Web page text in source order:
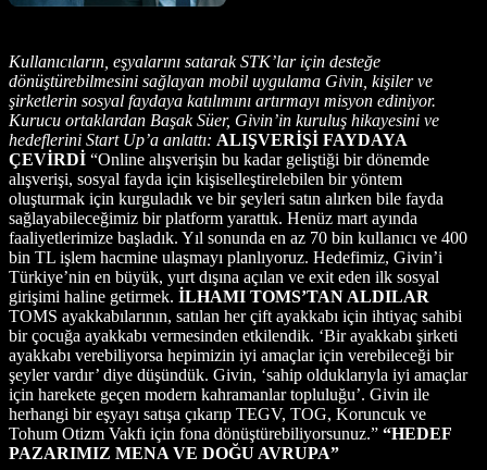
Kullanıcıların, eşyalarını satarak STK’lar için desteğe
dönüştürebilmesini sağlayan mobil uygulama Givin, kişiler ve
şirketlerin sosyal faydaya katılımını artırmayı misyon ediniyor.
Kurucu ortaklardan Başak Süer, Givin’in kuruluş hikayesini ve
hedeflerini Start Up’a anlattı: ALIŞVERİŞİ FAYDAYA
ÇEVİRDİ “Online alışverişin bu kadar geliştiği bir dönemde
alışverişi, sosyal fayda için kişiselleştirelebilen bir yöntem
oluşturmak için kurguladık ve bir şeyleri satın alırken bile fayda
sağlayabileceğimiz bir platform yarattık. Henüz mart ayında
faaliyetlerimize başladık. Yıl sonunda en az 70 bin kullanıcı ve 400
bin TL işlem hacmine ulaşmayı planlıyoruz. Hedefimiz, Givin’i
Türkiye’nin en büyük, yurt dışına açılan ve exit eden ilk sosyal
girişimi haline getirmek. İLHAMI TOMS’TAN ALDILAR
TOMS ayakkabılarının, satılan her çift ayakkabı için ihtiyaç sahibi
bir çocuğa ayakkabı vermesinden etkilendik. ‘Bir ayakkabı şirketi
ayakkabı verebiliyorsa hepimizin iyi amaçlar için verebileceği bir
şeyler vardır’ diye düşündük. Givin, ‘sahip olduklarıyla iyi amaçlar
için harekete geçen modern kahramanlar topluluğu’. Givin ile
herhangi bir eşyayı satışa çıkarıp TEGV, TOG, Koruncuk ve
Tohum Otizm Vakfı için fona dönüştürebiliyorsunuz.” “HEDEF
PAZARIMIZ MENA VE DOĞU AVRUPA”